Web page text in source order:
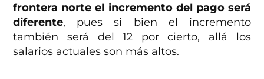
frontera norte el incremento del pago será
diferente, pues si bien el incremento
también será del 12 por cierto, allá los
salarios actuales son más altos.